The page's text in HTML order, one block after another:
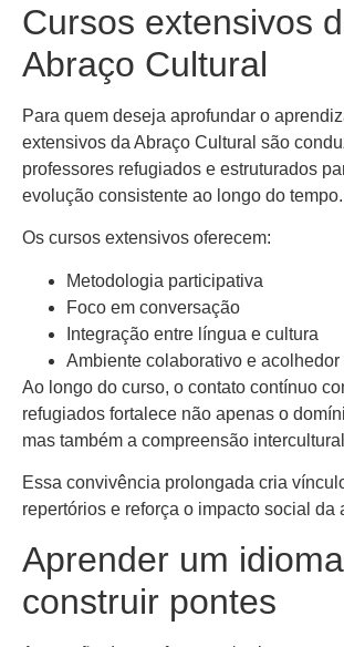
Cursos extensivos
Abraço Cultural
Para quem deseja aprofundar o
extensivos da Abraço Cultural são
professores refugiados e estruturados
evolução consistente ao longo do tempo.
Os cursos extensivos oferecem:
Metodologia participativa
Foco em conversação
Integração entre língua e cultura
Ambiente colaborativo e acolhedor
Ao longo do curso, o contato contínuo
refugiados fortalece não apenas o
mas também a compreensão
Essa convivência prolongada cria
repertórios e reforça o impacto social da
Aprender um
construir pontes